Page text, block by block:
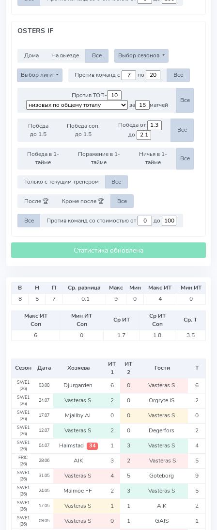
OSTERS IF
Дома На выезде Все Выбор сезонов
Выбор лиги Против команд с по Все
Против ТОП-
за
матчей
Все
Победа
до 1.5
Победа соп.
до 1.5
Победа от
до
Все
Победа в 1-
тайме
Поражение в 1-
тайме
Ничья в 1-
тайме
Все
Только с текущим тренером Все
После 🏆 Кроме после 🏆 Все
Все Против команд со стоимостью от до
Статистика обновлена
В Н П Ср. разница Макс Мин Макс ИТ
Мин ИТ
8
5 7 -0.1 9 0 4 0
Макс ИТ
Соп
Мин ИТ
Соп
Ср ИТ
Ср ИТ
Соп
Ср. Т
6
0 1.7 1.8 3.5
Сезон Дата Хозяева
ИТ
1
ИТ
2
Гости Т
SWE1
(26)
03.08 Djurgarden 6 0 Vasteras S 6
SWE1
(26)
24.07 Vasteras S 2 0 Orgryte IS 2
SWE1
(26)
17.07 Mjallby AI 0 0 Vasteras S 0
SWE1
(26)
12.07 Vasteras S 2 0 Degerfors 2
SWE1
(26)
04.07 Halmstad 34 1 3 Vasteras S 4
FRIC
(26)
28.06 AIK 3 2 Vasteras S 5
SWE1
(26)
31.05 Vasteras S 4 5 Goteborg 9
SWE1
(26)
24.05 Malmoe FF 2 3 Vasteras S 5
SWE1
(26)
17.05 Vasteras S 1 1 AIK 2
SWE1
(26)
09.05 Vasteras S 0 1 GAIS 1